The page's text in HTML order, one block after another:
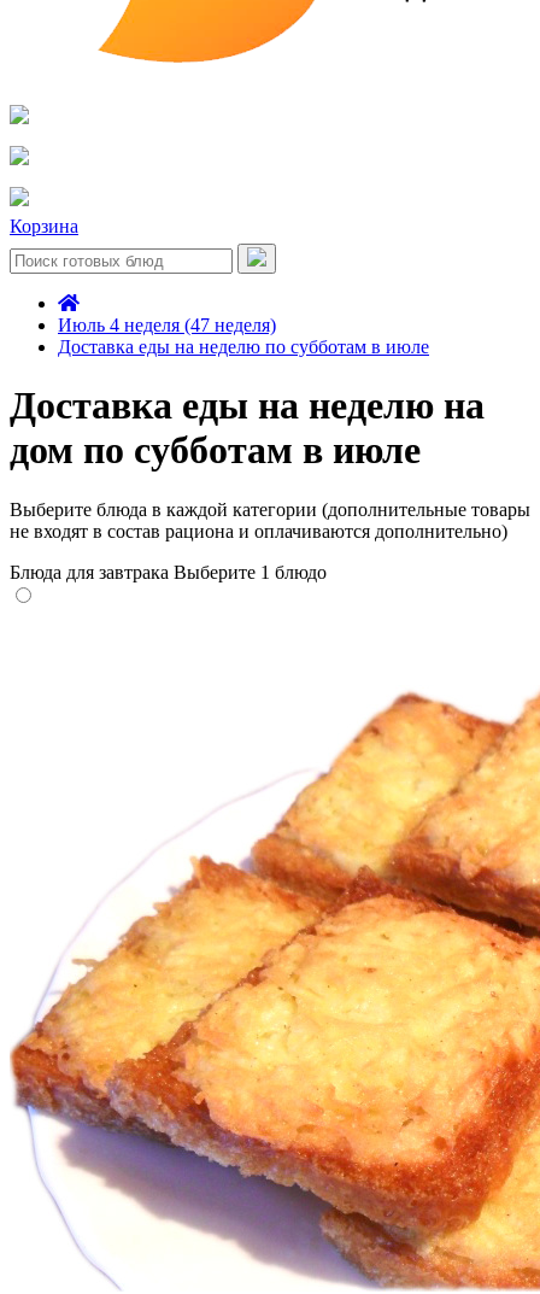
Корзина
Июль 4 неделя (47 неделя)
Доставка еды на неделю по субботам в июле
Доставка еды на неделю на
дом по субботам в июле
Выберите блюда в каждой категории (дополнительные товары
не входят в состав рациона и оплачиваются дополнительно)
Блюда для завтрака Выберите 1 блюдо